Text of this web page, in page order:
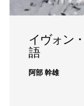
イヴォン
語
阿部 幹雄